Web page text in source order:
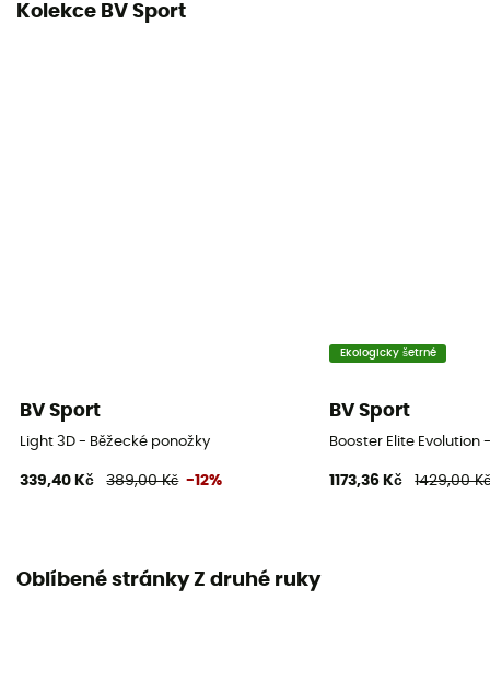
Kolekce BV Sport
BV Sport
Light 3D - Běžecké ponožky
339,40 Kč 389,00 Kč -12%
Ekologicky šetrné
BV Sport
Booster Elite Evolution
1173,36 Kč 1429,00
Oblíbené stránky Z druhé ruky